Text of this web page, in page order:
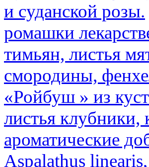
и суданской розы.
ромашки
тимьян, листья
смородины,
«Ройбуш » из
листья клубники,
ароматические
Aspalathus